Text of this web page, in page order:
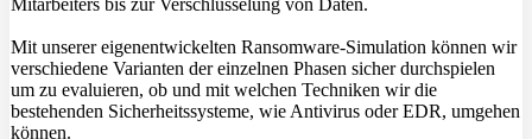
Mitarbeiters bis zur Verschlüsselung von Daten.
Mit unserer eigenentwickelten Ransomware-Simulation können wir
verschiedene Varianten der einzelnen Phasen sicher durchspielen
um zu evaluieren, ob und mit welchen Techniken wir die
bestehenden Sicherheitssysteme, wie Antivirus oder EDR, umgehen
können.